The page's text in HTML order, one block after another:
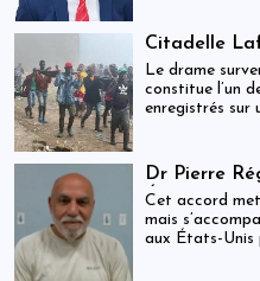
désormais les
Citadelle
ayant fait
cours et
Le drame
constitue l’un
enregistrés sur
Dr Pierre
États-Unis
accord
Cet accord
mais
aux États-Unis